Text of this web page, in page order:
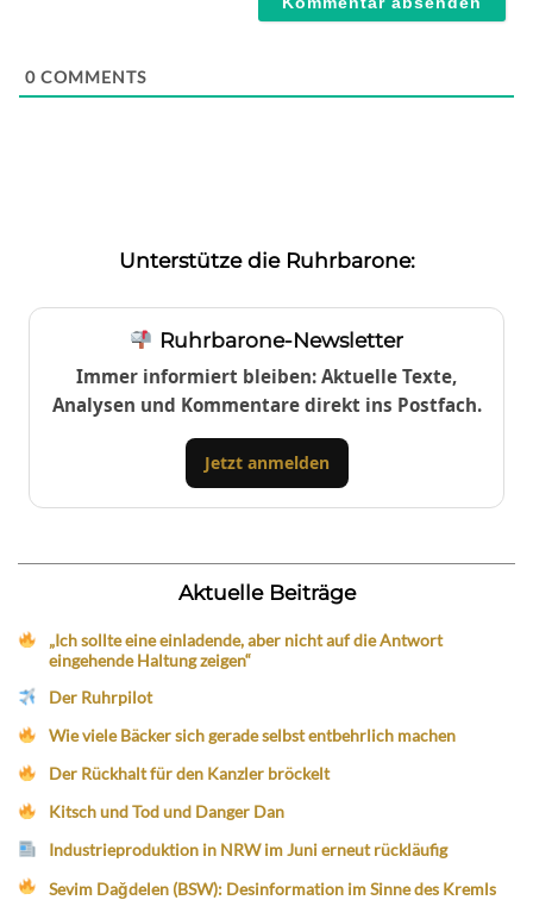
0 COMMENTS
Unterstütze die Ruhrbarone:
Ruhrbarone-Newsletter
Immer informiert bleiben: Aktuelle Texte,
Analysen und Kommentare direkt ins Postfach.
Jetzt anmelden
Aktuelle Beiträge
„Ich sollte eine einladende, aber nicht auf die Antwort
eingehende Haltung zeigen“
Der Ruhrpilot
Wie viele Bäcker sich gerade selbst entbehrlich machen
Der Rückhalt für den Kanzler bröckelt
Kitsch und Tod und Danger Dan
Industrieproduktion in NRW im Juni erneut rückläufig
Sevim Dağdelen (BSW): Desinformation im Sinne des Kremls